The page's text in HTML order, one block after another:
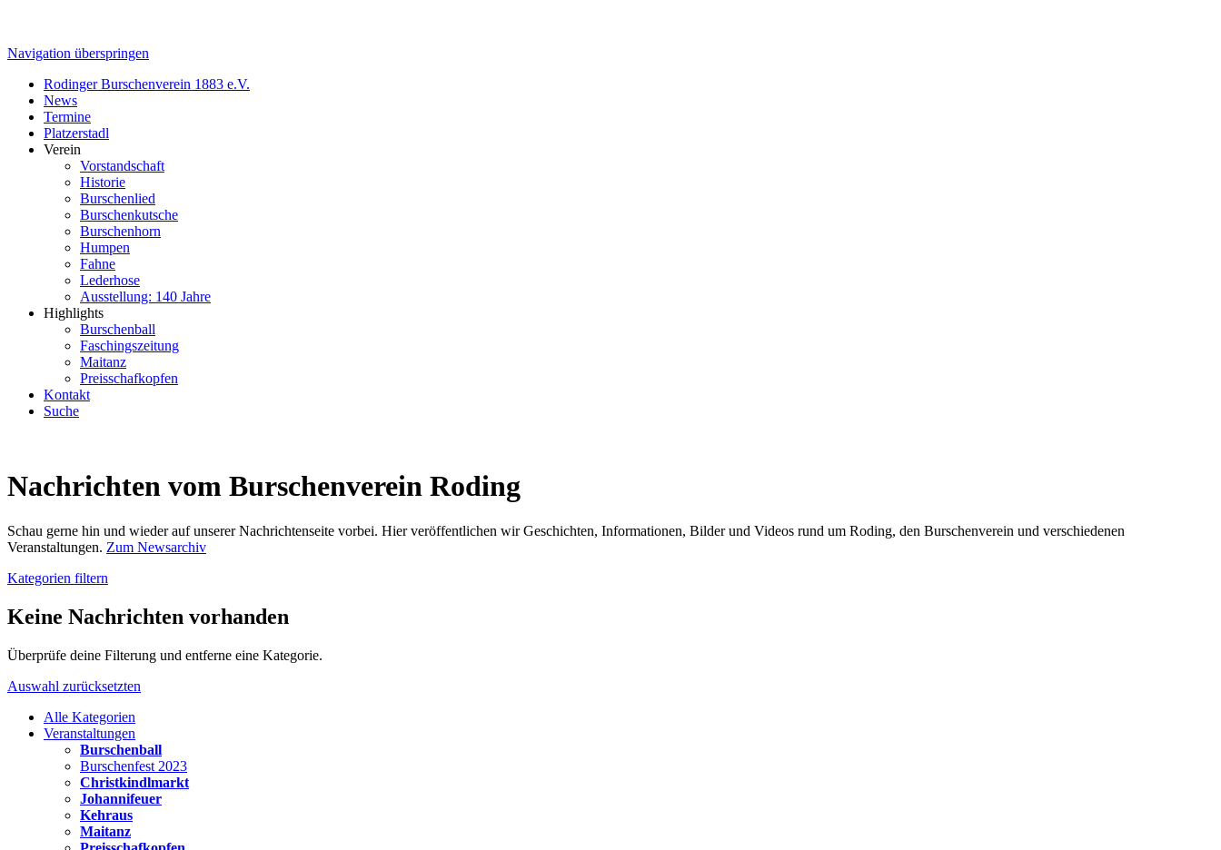
Navigation überspringen
Rodinger Burschenverein 1883 e.V.
News
Termine
Platzerstadl
Verein
Vorstandschaft
Historie
Burschenlied
Burschenkutsche
Burschenhorn
Humpen
Fahne
Lederhose
Ausstellung: 140 Jahre
Highlights
Burschenball
Faschingszeitung
Maitanz
Preisschafkopfen
Kontakt
Suche
Nachrichten vom Burschenverein Roding
Schau gerne hin und wieder auf unserer Nachrichtenseite vorbei. Hier veröffentlichen wir Geschichten, Informationen, Bilder und Videos rund um Roding, den Burschenverein und verschiedenen
Veranstaltungen. Zum Newsarchiv
Kategorien filtern
Keine Nachrichten vorhanden
Überprüfe deine Filterung und entferne eine Kategorie.
Auswahl zurücksetzten
Alle Kategorien
Veranstaltungen
Burschenball
Burschenfest 2023
Christkindlmarkt
Johannifeuer
Kehraus
Maitanz